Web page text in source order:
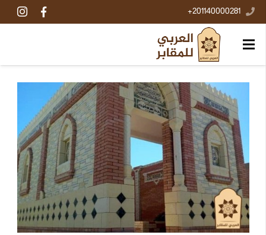
201140000281+